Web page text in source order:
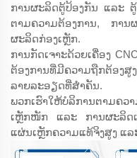
ການຜະລິດຕູ້ປ້ອງກັນ ແລະ
ຕາມຄວາມຕ້ອງການ, ກາ
ຜະລິດກ່ອງເຫຼັກ.
ການກັດເຈາະດ້ວຍເຄື່ອງ
ຕ້ອງການທີ່ມີຄວາມຖືກຕ້ອງ
ລາຍລະອຽດທີ່ສຳຄັນ.
ພວກເຮົາໃຫ້ບໍລິການຕາມຄວ
ເຫຼັກໜັກ ແລະ ການຜະລິດເ
ແຜ່ນເຫຼັກຄວາມແທ້ຈິງສູງ ແ